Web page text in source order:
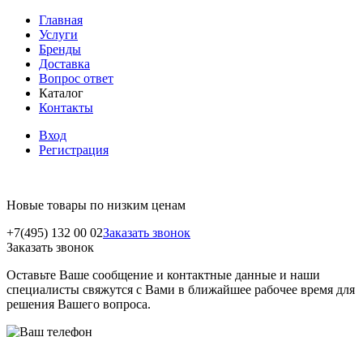
Главная
Услуги
Бренды
Доставка
Вопрос ответ
Каталог
Контакты
Вход
Регистрация
Новые товары по низким ценам
+7(495) 132 00 02Заказать звонок
Заказать звонок
Оставьте Ваше сообщение и контактные данные и наши
специалисты свяжутся с Вами в ближайшее рабочее время для
решения Вашего вопроса.